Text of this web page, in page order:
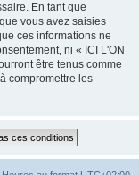
En tant que
vous avez saisies
ces informations ne
ni « ICI L'ON
être tenus comme
compromettre les